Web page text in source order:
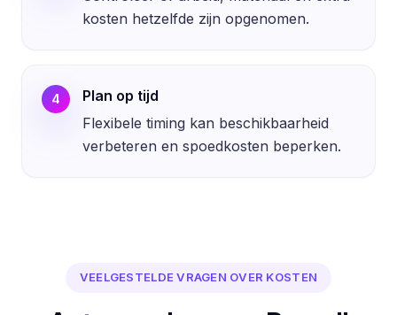
kosten hetzelfde zijn opgenomen.
4
Plan op tijd
Flexibele timing kan beschikbaarheid
verbeteren en spoedkosten beperken.
VEELGESTELDE VRAGEN OVER KOSTEN